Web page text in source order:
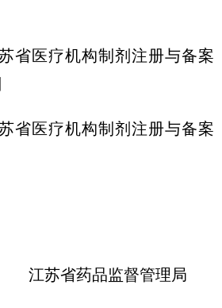
省医疗机构制剂注册与备案
疗机构制剂注册与备案
品监督管理局